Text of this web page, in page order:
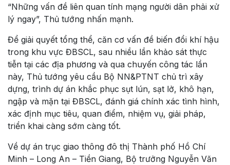
“Những vấn đề liên quan tính mạng người dân phải xử
lý ngay”, Thủ tướng nhấn mạnh.
Để giải quyết tổng thể, căn cơ vấn đề biến đổi khí hậu
trong khu vực ĐBSCL, sau nhiều lần khảo sát thực
tiễn tại các địa phương và qua chuyến công tác lần
này, Thủ tướng yêu cầu Bộ NN&PTNT chủ trì xây
dựng, trình dự án khắc phục sụt lún, sạt lở, khô hạn,
ngập và mặn tại ĐBSCL, đánh giá chính xác tình hình,
xác định mục tiêu, quan điểm, nhiệm vụ, giải pháp,
triển khai càng sớm càng tốt.
Về dự án trục giao thông đô thị Thành phố Hồ Chí
Minh – Long An – Tiền Giang, Bộ trưởng Nguyễn Văn